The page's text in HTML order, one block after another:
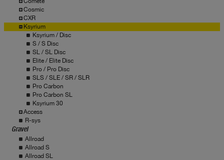
Cosmic
CXR
Ksyrium
Ksyrium / Disc
S / S Disc
SL / SL Disc
Elite / Elite Disc
Pro / Pro Disc
SLS / SLE / SR / SLR
Pro Carbon
Pro Carbon SL
Ksyrium 30
Access
R-sys
Gravel
Allroad
Allroad S
Allroad SL